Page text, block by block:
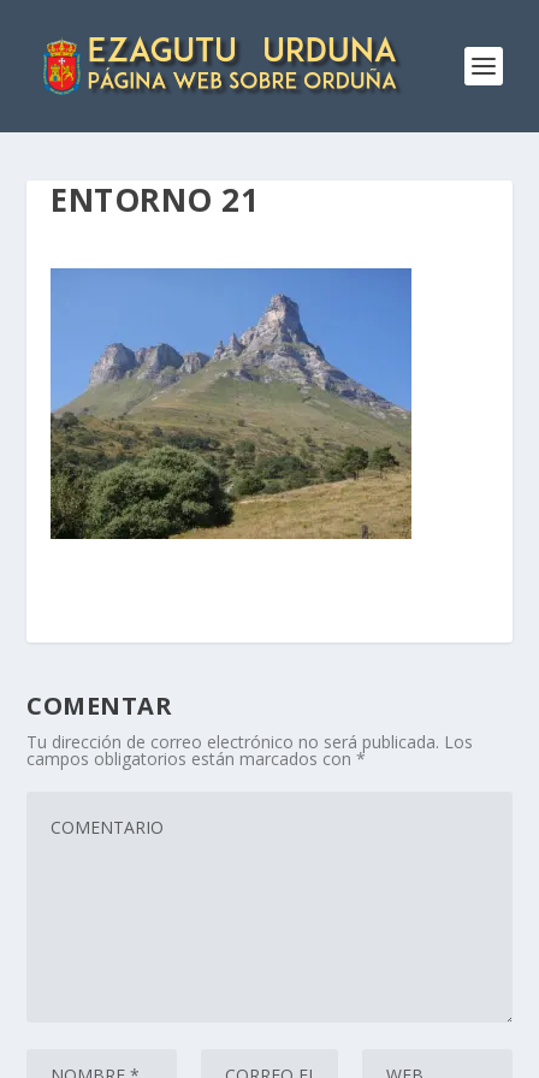
ENTORNO 21
COMENTAR
Tu dirección de correo electrónico no será publicada. Los
campos obligatorios están marcados con*